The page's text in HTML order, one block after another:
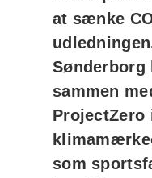
at sænke
Sønderborg
sammen
ProjectZero
som